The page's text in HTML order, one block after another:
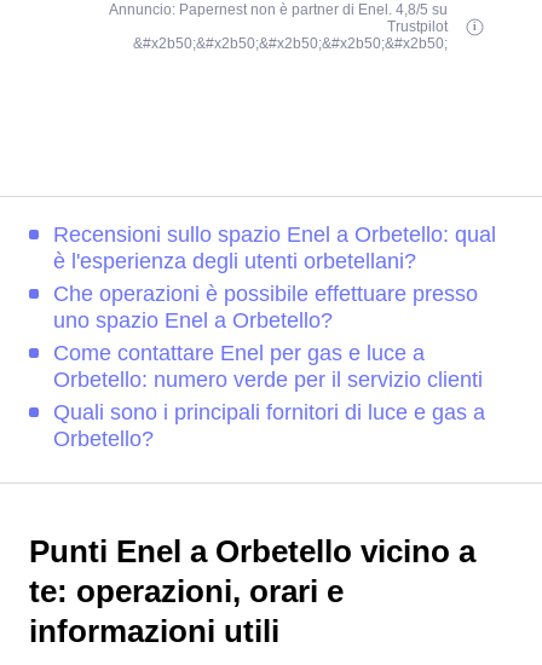
Annuncio: Papernest non è partner di Enel. 4,8/5 su
Trustpilot
&#x2b50;&#x2b50;&#x2b50;&#x2b50;&#x2b50;
Recensioni sullo spazio Enel a Orbetello: qual
è l'esperienza degli utenti orbetellani?
Che operazioni è possibile effettuare presso
uno spazio Enel a Orbetello?
Come contattare Enel per gas e luce a
Orbetello: numero verde per il servizio clienti
Quali sono i principali fornitori di luce e gas a
Orbetello?
Punti Enel a Orbetello vicino a
te: operazioni, orari e
informazioni utili